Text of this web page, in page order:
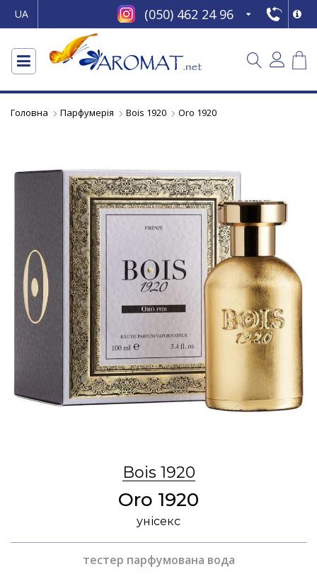
UA (050) 462 24 96
Головна Парфумерія Bois 1920 Oro 1920
Bois 1920
Oro 1920
унісекс
тестер парфумована вода